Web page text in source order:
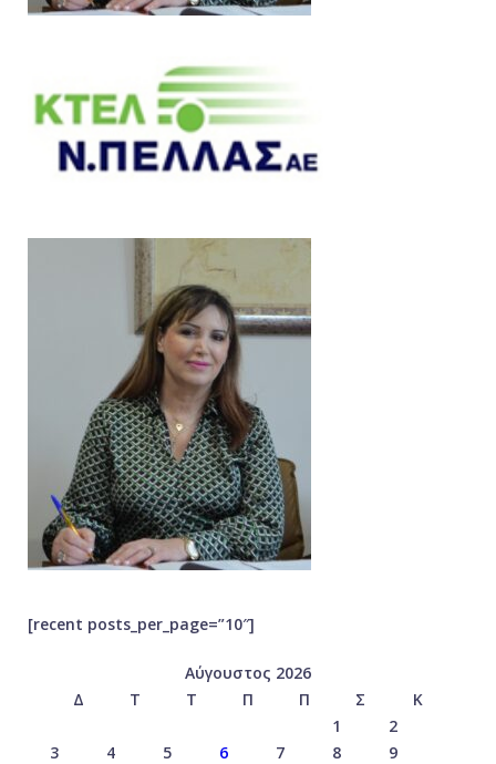
[recent posts_per_page=”10″]
Αύγουστος 2026
Δ
Τ Τ Π Π Σ
Κ
1
2
3
4 5 6 7 8
9